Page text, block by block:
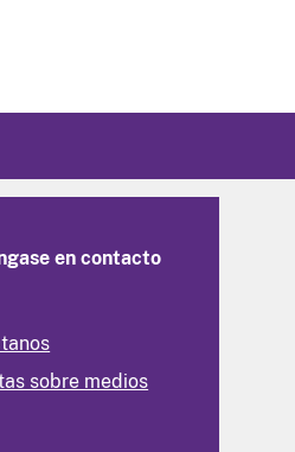
en contacto
sobre medios